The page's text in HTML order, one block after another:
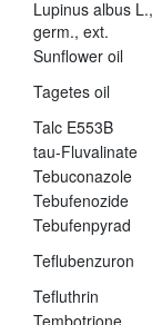
Lupinus albus L.,
germ., ext.
Sunflower oil
Tagetes oil
Talc E553B
tau-Fluvalinate
Tebuconazole
Tebufenozide
Tebufenpyrad
Teflubenzuron
Tefluthrin